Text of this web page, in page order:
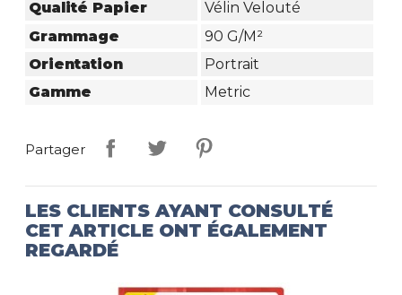
Qualité Papier
Vélin Velouté
Grammage
90 G/m²
Orientation
Portrait
Gamme
Metric
Partager
LES CLIENTS AYANT CONSULTÉ
CET ARTICLE ONT ÉGALEMENT
REGARDÉ